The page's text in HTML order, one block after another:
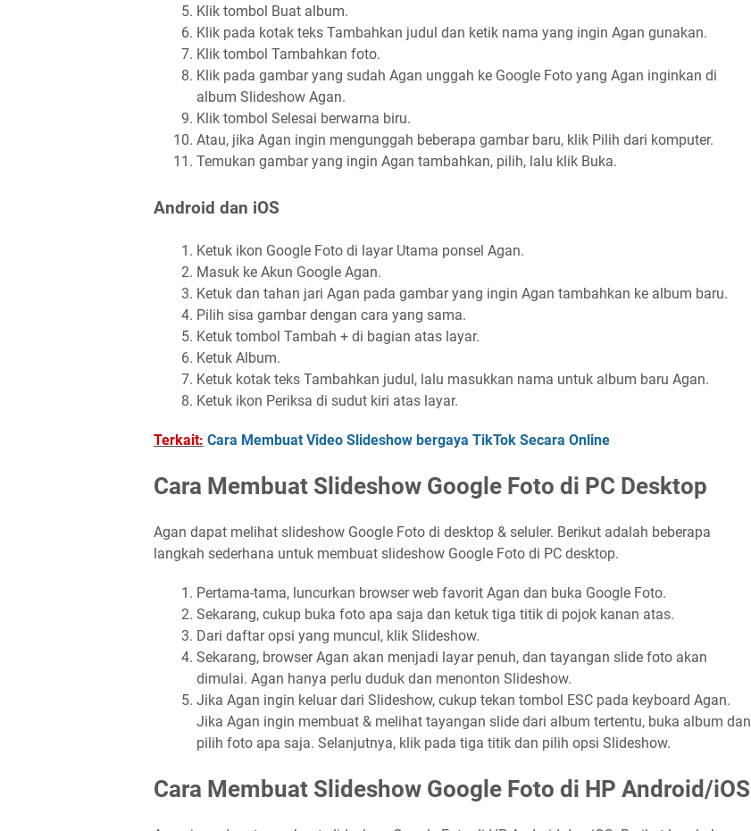
Klik tombol Buat album.
Klik pada kotak teks Tambahkan judul dan ketik nama yang ingin Agan gunakan.
Klik tombol Tambahkan foto.
Klik pada gambar yang sudah Agan unggah ke Google Foto yang Agan inginkan di
album Slideshow Agan.
Klik tombol Selesai berwarna biru.
Atau, jika Agan ingin mengunggah beberapa gambar baru, klik Pilih dari komputer.
Temukan gambar yang ingin Agan tambahkan, pilih, lalu klik Buka.
Android dan iOS
Ketuk ikon Google Foto di layar Utama ponsel Agan.
Masuk ke Akun Google Agan.
Ketuk dan tahan jari Agan pada gambar yang ingin Agan tambahkan ke album baru.
Pilih sisa gambar dengan cara yang sama.
Ketuk tombol Tambah + di bagian atas layar.
Ketuk Album.
Ketuk kotak teks Tambahkan judul, lalu masukkan nama untuk album baru Agan.
Ketuk ikon Periksa di sudut kiri atas layar.
Terkait: Cara Membuat Video Slideshow bergaya TikTok Secara Online
Cara Membuat Slideshow Google Foto di PC Desktop
Agan dapat melihat slideshow Google Foto di desktop & seluler. Berikut adalah beberapa
langkah sederhana untuk membuat slideshow Google Foto di PC desktop.
Pertama-tama, luncurkan browser web favorit Agan dan buka Google Foto.
Sekarang, cukup buka foto apa saja dan ketuk tiga titik di pojok kanan atas.
Dari daftar opsi yang muncul, klik Slideshow.
Sekarang, browser Agan akan menjadi layar penuh, dan tayangan slide foto akan
dimulai. Agan hanya perlu duduk dan menonton Slideshow.
Jika Agan ingin keluar dari Slideshow, cukup tekan tombol ESC pada keyboard Agan.
Jika Agan ingin membuat & melihat tayangan slide dari album tertentu, buka album dan
pilih foto apa saja. Selanjutnya, klik pada tiga titik dan pilih opsi Slideshow.
Cara Membuat Slideshow Google Foto di HP Android/iOS